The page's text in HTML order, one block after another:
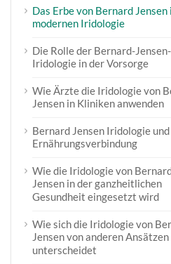
Das Erbe von Bernard Jensen
modernen Iridologie
Die Rolle der Bernard-Jensen-
Iridologie in der Vorsorge
Wie Ärzte die Iridologie von
Jensen in Kliniken anwenden
Bernard Jensen Iridologie und
Ernährungsverbindung
Wie die Iridologie von
Jensen in der ganzheitlichen
Gesundheit eingesetzt wird
Wie sich die Iridologie von
Jensen von anderen Ansätzen
unterscheidet